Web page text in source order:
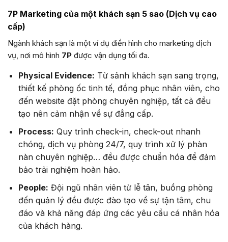
7P Marketing của một khách sạn 5 sao (Dịch vụ cao
cấp)
Ngành khách sạn là một ví dụ điển hình cho marketing dịch
vụ, nơi mô hình 7P được vận dụng tối đa.
Physical Evidence: Từ sảnh khách sạn sang trọng,
thiết kế phòng ốc tinh tế, đồng phục nhân viên, cho
đến website đặt phòng chuyên nghiệp, tất cả đều
tạo nên cảm nhận về sự đẳng cấp.
Process: Quy trình check-in, check-out nhanh
chóng, dịch vụ phòng 24/7, quy trình xử lý phàn
nàn chuyên nghiệp… đều được chuẩn hóa để đảm
bảo trải nghiệm hoàn hảo.
People: Đội ngũ nhân viên từ lễ tân, buồng phòng
đến quản lý đều được đào tạo về sự tận tâm, chu
đáo và khả năng đáp ứng các yêu cầu cá nhân hóa
của khách hàng.